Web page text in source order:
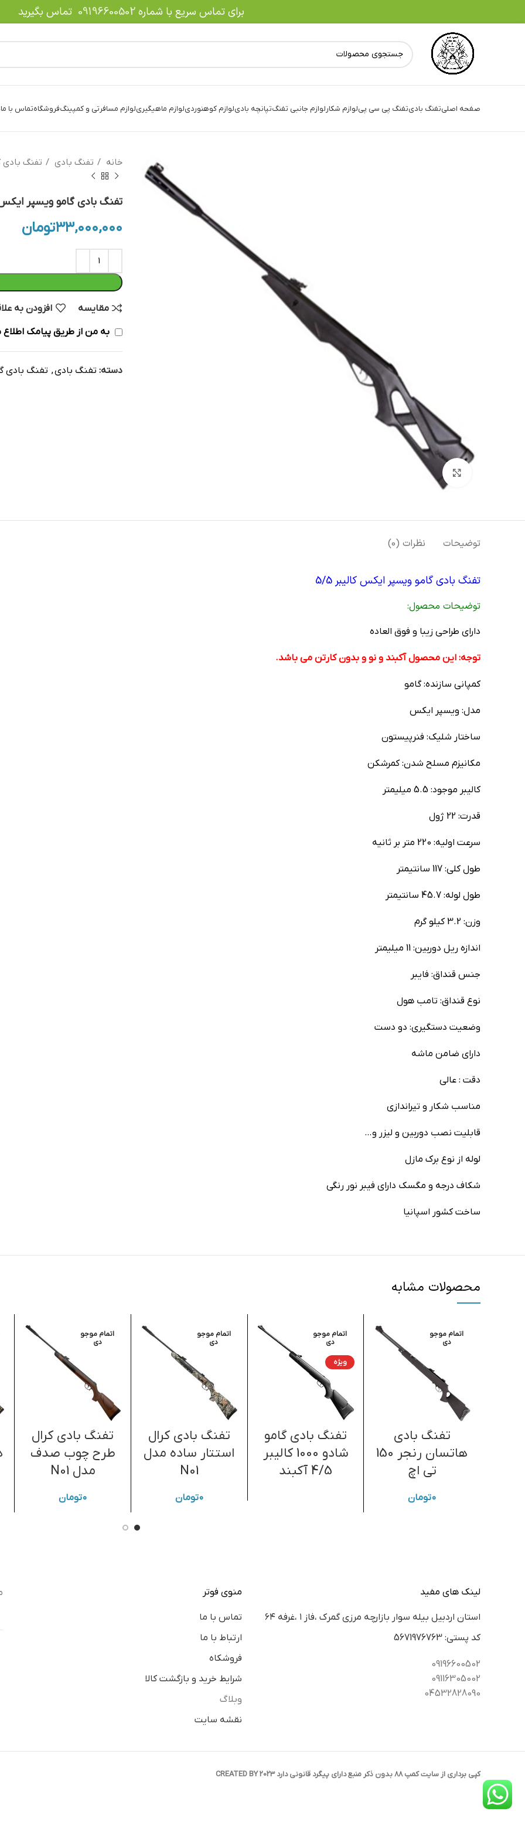
برای تماس سریع با شماره09196600502 تماس بگیرید
صفحه اصلیتفنگ بادیتفنگ پی سی پیلوازم شکارلوازم جانبی تفنگتپانچه بادیلوازم کوهنوردیلوازم ماهیگیریلوازم مسافرتی و کمپینگفروشگاهتماس با ما
بزرگنمایی تصویر
خانه تفنگ بادی تفنگ بادی
تفنگ بادی گامو ویسپر ایکس
۳۳,۰۰۰,۰۰۰تومان
مقایسه افزودن به
به من از طریق پیامک اطلاع
دسته: تفنگ بادی, تفنگ بادی
توضیحات نظرات (0)
تفنگ بادی گامو ویسپر ایکس کالیبر 5/5
توضیحات محصول:
دارای طراحی زیبا و فوق العاده
توجه: این محصول آکبند و نو و بدون کارتن می باشد.
کمپانی سازنده: گامو
مدل: ویسپر ایکس
ساختار شلیک: فنرپیستون
مکانیزم مسلح شدن: کمرشکن
کالیبر موجود: 5.5 میلیمتر
قدرت: 22 ژول
سرعت اولیه: 220 متر بر ثانیه
طول کلی: 117 سانتیمتر
طول لوله: 45.7 سانتیمتر
وزن: 3.2 کیلو گرم
اندازه ریل دوربین: 11 میلیمتر
جنس قنداق: فایبر
نوع قنداق: تامب هول
وضعیت دستگیری: دو دست
دارای ضامن ماشه
دقت : عالی
مناسب شکار و تیراندازی
قابلیت نصب دوربین و لیزر و…
لوله از نوع برک مازل
شکاف درجه و مگسک دارای فیبر نور رنگی
ساخت کشور اسپانیا
محصولات مشابه
اتمام موجو
دی
تفنگ بادی
هاتسان رنجر 150
تی اچ
۰تومان
اتمام موجو
دی
ویژه
تفنگ بادی گامو
شادو 1000 کالیبر
4/5 آکبند
اتمام موجو
دی
تفنگ بادی کرال
استتار ساده مدل
N01
۰تومان
اتمام موجو
دی
تفنگ بادی کرال
طرح چوب صدف
مدل N01
۰تومان
لینک های مفید
استان اردبيل بيله سوار بازارچه مرزي گمرك ،فاز ١ ،غرفه ٦٤
كد پستي: 5671976763
09196600502
09116305002
04532828090
منوی فوتر
تماس با ما
ارتباط با ما
فروشکاه
شرایط خرید و بازگشت کالا
وبلاگ
نقشه سایت
کپی برداری از سایت کمپ 88 بدون ذکر منبع دارای پیگرد قانونی دارد 2023 CREATED BY